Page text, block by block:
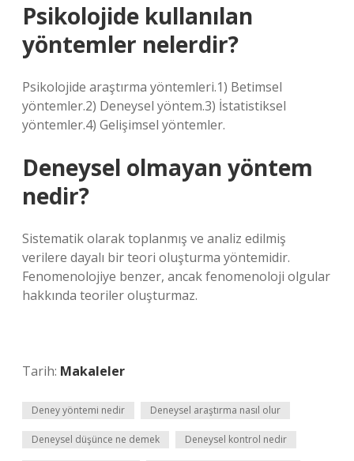
Psikolojide kullanılan
yöntemler nelerdir?
Psikolojide araştırma yöntemleri.1) Betimsel
yöntemler.2) Deneysel yöntem.3) İstatistiksel
yöntemler.4) Gelişimsel yöntemler.
Deneysel olmayan yöntem
nedir?
Sistematik olarak toplanmış ve analiz edilmiş
verilere dayalı bir teori oluşturma yöntemidir.
Fenomenolojiye benzer, ancak fenomenoloji olgular
hakkında teoriler oluşturmaz.
Tarih: Makaleler
Deney yöntemi nedir Deneysel araştırma nasıl olur
Deneysel düşünce ne demek Deneysel kontrol nedir